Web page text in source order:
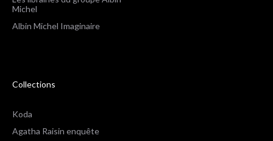
Michel
Albin Michel Imaginaire
Collections
Koda
Agatha Raisin enquête